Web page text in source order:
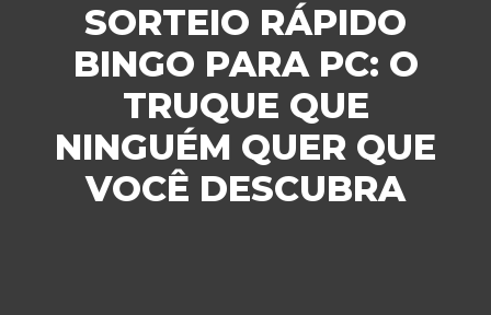
SORTEIO RÁPIDO
BINGO PARA PC: O
TRUQUE QUE
NINGUÉM QUER QUE
VOCÊ DESCUBRA